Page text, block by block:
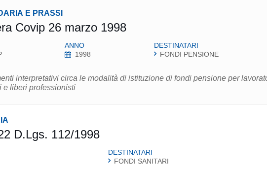
E PRASSI
Covip 26 marzo 1998
ANNO
1998
DESTINATARI
FONDI PENSIONE
interpretativi circa le modalità di istituzione di fondi pensione per
e liberi professionisti
D.Lgs. 112/1998
DESTINATARI
FONDI SANITARI